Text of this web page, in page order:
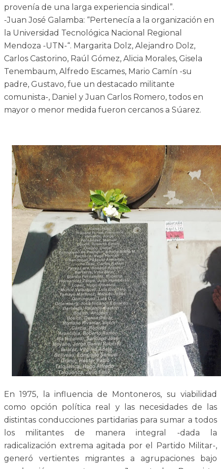
provenía de una larga experiencia sindical”.
-Juan José Galamba: “Pertenecía a la organización en
la Universidad Tecnológica Nacional Regional
Mendoza -UTN-“. Margarita Dolz, Alejandro Dolz,
Carlos Castorino, Raúl Gómez, Alicia Morales, Gisela
Tenembaum, Alfredo Escames, Mario Camín -su
padre, Gustavo, fue un destacado militante
comunista-, Daniel y Juan Carlos Romero, todos en
mayor o menor medida fueron cercanos a Súarez.
En 1975, la influencia de Montoneros, su viabilidad
como opción política real y las necesidades de las
distintas conducciones partidarias para sumar a todos
los militantes de manera integral -dada la
radicalización extrema agitada por el Partido Militar-,
generó vertientes migrantes a agrupaciones bajo